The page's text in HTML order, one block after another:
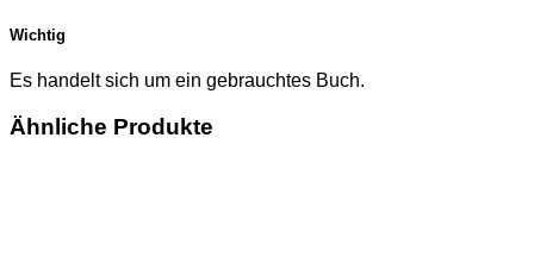
Wichtig
Es handelt sich um ein gebrauchtes Buch.
Ähnliche Produkte